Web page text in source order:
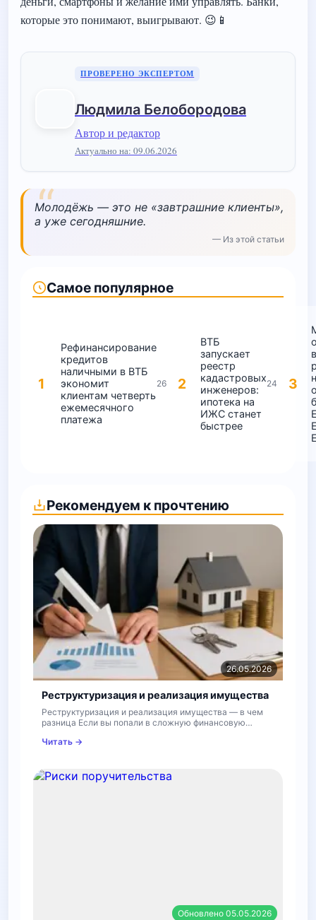
которые это понимают, выигрывают. 😉📱
ПРОВЕРЕНО ЭКСПЕРТОМ
Людмила Белобородова
Автор и редактор
Актуально на: 09.06.2026
“
Молодёжь — это не «завтрашние клиенты»,
а уже сегодняшние.
— Из этой статьи
Самое популярное
1
Рефинансирование
кредитов
наличными в ВТБ
экономит
клиентам четверть
ежемесячного
платежа
26 2
ВТБ
запускает
реестр
кадастровых
инженеров:
ипотека на
ИЖС станет
быстрее
24 3
Рекомендуем к прочтению
26.05.2026
Реструктуризация и реализация имущества
Реструктуризация и реализация имущества — в чем
разница Если вы попали в сложную финансовую
Читать →
Обновлено 05.05.2026